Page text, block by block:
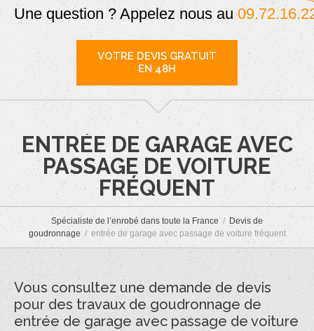
Une question ? Appelez nous au
VOTRE DEVIS GRATUIT
EN 48H
ENTRÉE DE GARAGE AVEC
PASSAGE DE VOITURE
FRÉQUENT
Spécialiste de l’enrobé dans toute la France
Devis de
goudronnage
entrée de garage avec passage de voiture fréquent
Vous consultez une demande de devis
pour des travaux de goudronnage de
entrée de garage avec passage de voiture